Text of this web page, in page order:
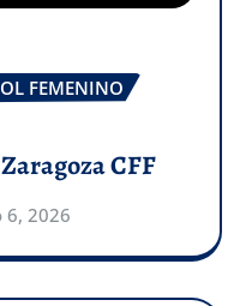
FEMENINO
CFF
6, 2026